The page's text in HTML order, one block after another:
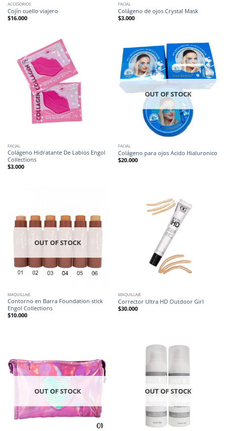
ACCESORIOS
Cojín cuello viajero
$16.000
FACIAL
Colágeno de ojos Crystal Mask
$3.000
FACIAL
Colágeno Hidratante De Labios Engol
Collections
$3.000
OUT OF STOCK
FACIAL
Colágeno para ojos Acido Hialuronico
$20.000
OUT OF STOCK
MAQUILLAJE
Contorno en Barra Foundation stick
Engol Collections
$10.000
MAQUILLAJE
Corrector Ultra HD Outdoor Girl
$30.000
OUT OF STOCK OUT OF STOCK